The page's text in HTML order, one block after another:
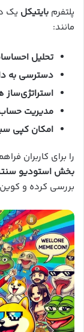
پلتفرم بایتیکل یک
مانند:
تحلیل
دسترسی به
مدیریت
امکان کپی
را برای کاربران
بخش استودیو
بررسی کرده و